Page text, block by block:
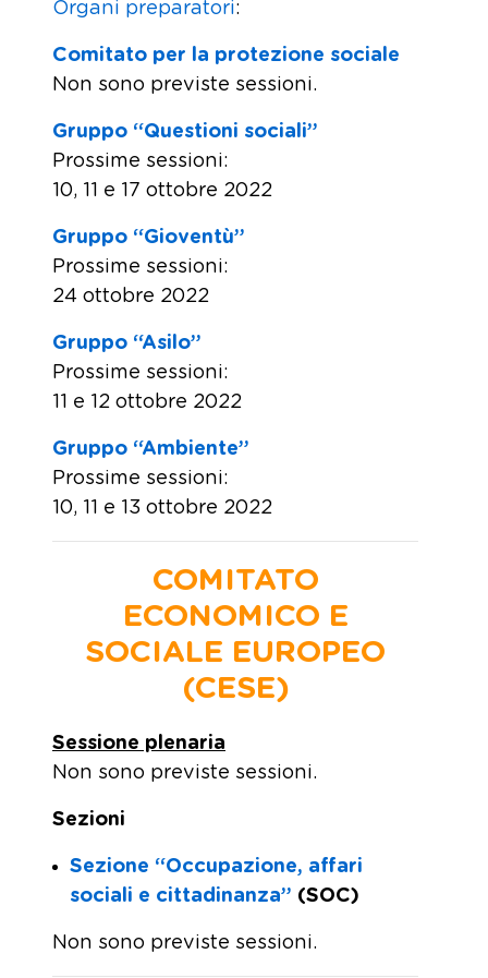
Organi preparatori:
Comitato per la protezione sociale
Non sono previste sessioni.
Gruppo “Questioni sociali”
Prossime sessioni:
10, 11 e 17 ottobre 2022
Gruppo “Gioventù”
Prossime sessioni:
24 ottobre 2022
Gruppo “Asilo”
Prossime sessioni:
11 e 12 ottobre 2022
Gruppo “Ambiente”
Prossime sessioni:
10, 11 e 13 ottobre 2022
COMITATO
ECONOMICO E
SOCIALE EUROPEO
(CESE)
Sessione plenaria
Non sono previste sessioni.
Sezioni
Sezione “Occupazione, affari
sociali e cittadinanza” (SOC)
Non sono previste sessioni.